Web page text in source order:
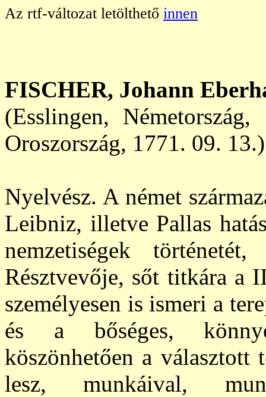
Az rtf-változat letölthető innen
FISCHER, Johann
(Esslingen,
Oroszország, 1771. 09. 13.)
Nyelvész. A német
Leibniz, illetve Pallas
nemzetiségek
Résztvevője, sőt titkára a
személyesen is ismeri a
és a bőséges,
köszönhetően a
lesz, munkáival,